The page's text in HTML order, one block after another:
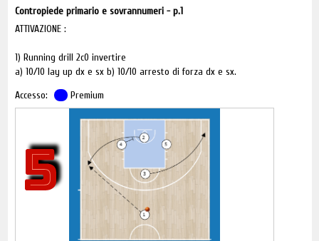
Contropiede primario e sovrannumeri - p.1
ATTIVAZIONE :
1) Running drill 2c0 invertire
a) 10/10 lay up dx e sx b) 10/10 arresto di forza dx e sx.
N.B.: mandare a tirare il compagno con senza l'uso del palleggio.
5
Accesso: Premium